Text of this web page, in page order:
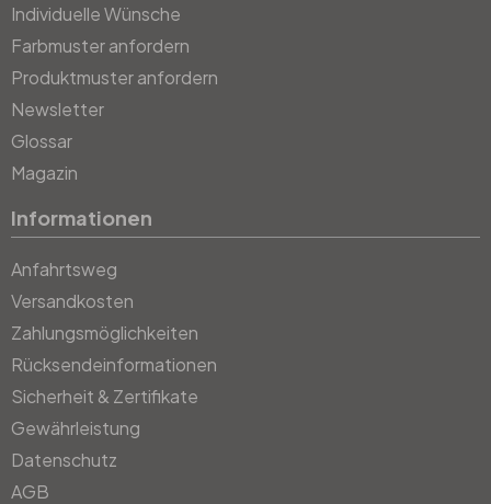
Individuelle Wünsche
Farbmuster anfordern
Produktmuster anfordern
Newsletter
Glossar
Magazin
Informationen
Anfahrtsweg
Versandkosten
Zahlungsmöglichkeiten
Rücksendeinformationen
Sicherheit & Zertifikate
Gewährleistung
Datenschutz
AGB